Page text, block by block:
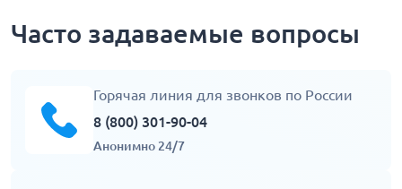
Часто задаваемые вопросы
Горячая линия для звонков по России
8 (800) 301-90-04
Анонимно 24/7